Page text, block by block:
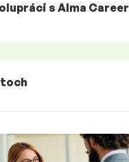
s Alma Career